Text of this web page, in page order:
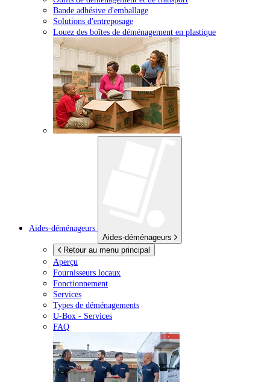
Bande adhésive d'emballage
Solutions d'entreposage
Louez des boîtes de déménagement en plastique
Aides-déménageurs
Aides-déménageurs
Retour au menu principal
Aperçu
Fournisseurs locaux
Fonctionnement
Services
Types de déménagements
U-Box - Services
FAQ